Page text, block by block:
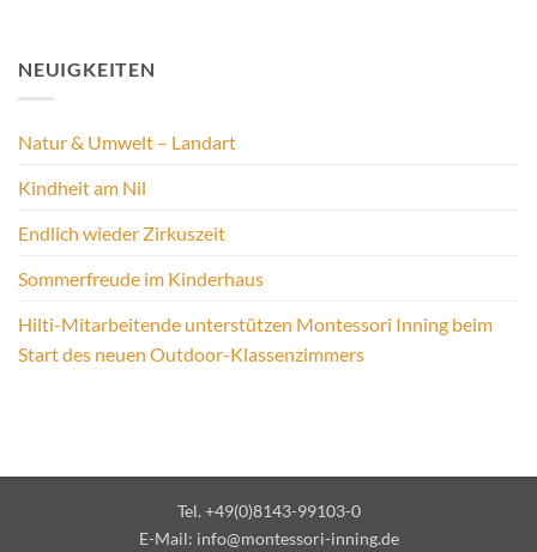
NEUIGKEITEN
Natur & Umwelt – Landart
Kindheit am Nil
Endlich wieder Zirkuszeit
Sommerfreude im Kinderhaus
Hilti-Mitarbeitende unterstützen Montessori Inning beim
Start des neuen Outdoor-Klassenzimmers
Tel. +49(0)8143-99103-0
E-Mail: info@montessori-inning.de